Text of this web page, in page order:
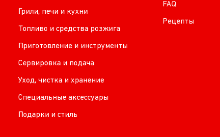
Грили, печи и кухни
Топливо и средства розжига
Приготовление и инструменты
Сервировка и подача
Уход, чистка и хранение
Специальные аксессуары
Подарки и стиль
FAQ
Рецепты